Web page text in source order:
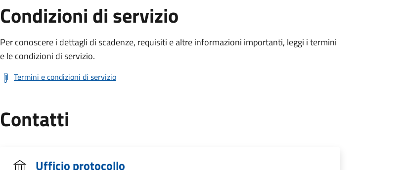
Condizioni di servizio
Per conoscere i dettagli di scadenze, requisiti e altre informazioni importanti, leggi i termini
e le condizioni di servizio.
Termini e condizioni di servizio
Contatti
Ufficio protocollo